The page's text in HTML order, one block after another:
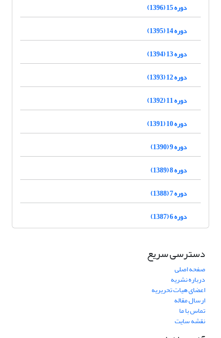
دوره 15 (1396)
دوره 14 (1395)
دوره 13 (1394)
دوره 12 (1393)
دوره 11 (1392)
دوره 10 (1391)
دوره 9 (1390)
دوره 8 (1389)
دوره 7 (1388)
دوره 6 (1387)
دسترسی سریع
صفحه اصلی
درباره نشریه
اعضای هیات تحریریه
ارسال مقاله
تماس با ما
نقشه سایت